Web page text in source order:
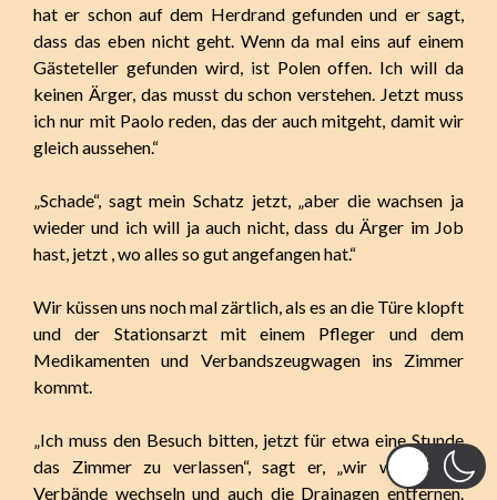
hat er schon auf dem Herdrand gefunden und er sagt,
dass das eben nicht geht. Wenn da mal eins auf einem
Gästeteller gefunden wird, ist Polen offen. Ich will da
keinen Ärger, das musst du schon verstehen. Jetzt muss
ich nur mit Paolo reden, das der auch mitgeht, damit wir
gleich aussehen.“
„Schade“, sagt mein Schatz jetzt, „aber die wachsen ja
wieder und ich will ja auch nicht, dass du Ärger im Job
hast, jetzt , wo alles so gut angefangen hat.“
Wir küssen uns noch mal zärtlich, als es an die Türe klopft
und der Stationsarzt mit einem Pfleger und dem
Medikamenten und Verbandszeugwagen ins Zimmer
kommt.
„Ich muss den Besuch bitten, jetzt für etwa eine Stunde
das Zimmer zu verlassen“, sagt er, „wir wollen die
Verbände wechseln und auch die Drainagen entfernen.